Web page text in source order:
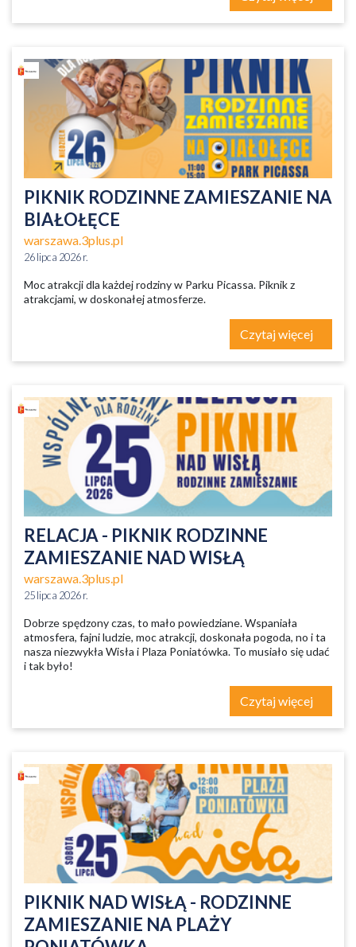
PIKNIK RODZINNE ZAMIESZANIE NA
BIAŁOŁĘCE
warszawa.3plus.pl
26 lipca 2026 r.
Moc atrakcji dla każdej rodziny w Parku Picassa. Piknik z
atrakcjami, w doskonałej atmosferze.
Czytaj więcej
RELACJA - PIKNIK RODZINNE
ZAMIESZANIE NAD WISŁĄ
warszawa.3plus.pl
25 lipca 2026 r.
Dobrze spędzony czas, to mało powiedziane. Wspaniała
atmosfera, fajni ludzie, moc atrakcji, doskonała pogoda, no i ta
nasza niezwykła Wisła i Plaza Poniatówka. To musiało się udać
i tak było!
Czytaj więcej
PIKNIK NAD WISŁĄ - RODZINNE
ZAMIESZANIE NA PLAŻY